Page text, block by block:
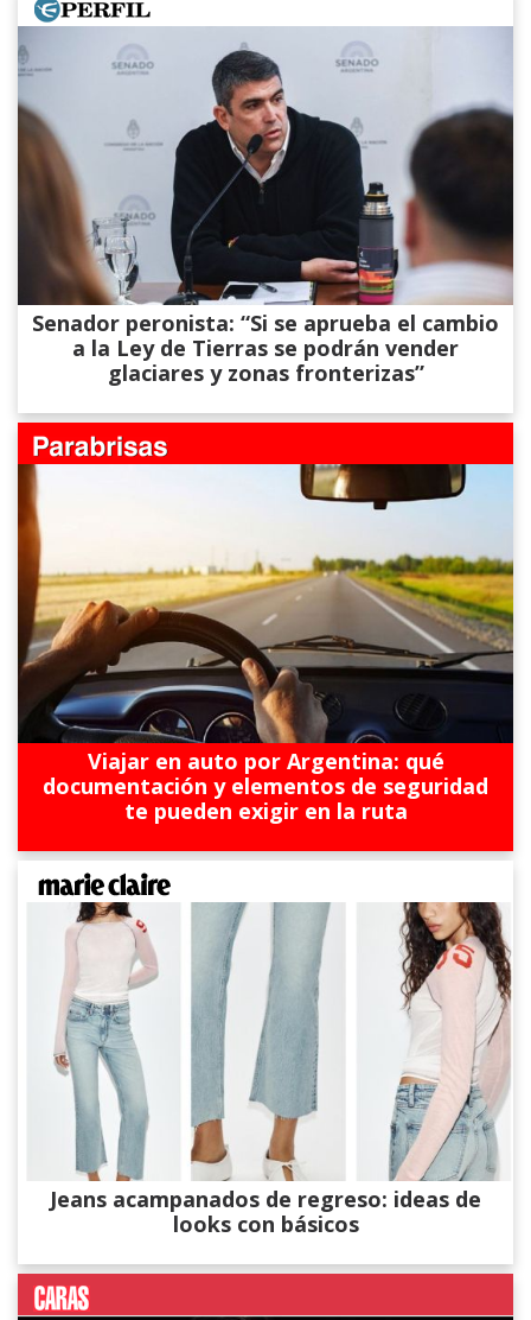
Senador peronista: “Si se aprueba el cambio
a la Ley de Tierras se podrán vender
glaciares y zonas fronterizas”
Viajar en auto por Argentina: qué
documentación y elementos de seguridad
te pueden exigir en la ruta
Jeans acampanados de regreso: ideas de
looks con básicos